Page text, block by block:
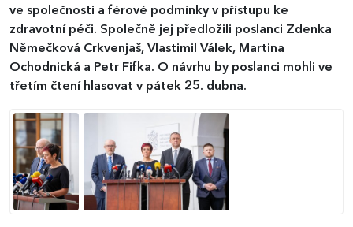
ve společnosti a férové podmínky v přístupu ke
zdravotní péči. Společně jej předložili poslanci Zdenka
Němečková Crkvenjaš, Vlastimil Válek, Martina
Ochodnická a Petr Fifka. O návrhu by poslanci mohli ve
třetím čtení hlasovat v pátek 25. dubna.